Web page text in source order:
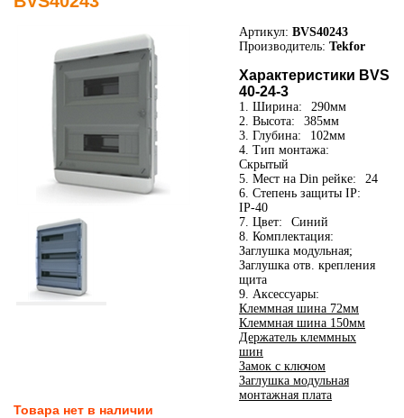
Артикул: BVS40243
Производитель: Tekfor
Характеристики BVS
40-24-3
1. Ширина:
290мм
2. Высота:
385мм
3. Глубина:
102мм
4. Тип монтажа:
Скрытый
5. Мест на Din рейке:
24
6. Степень защиты IP:
IP-40
7. Цвет:
Синий
8. Комплектация:
Заглушка модульная;
Заглушка отв. крепления
щита
9. Аксессуары:
Клеммная шина 72мм
Клеммная шина 150мм
Держатель клеммных
шин
Замок с ключом
Заглушка модульная
монтажная плата
Товара нет в наличии